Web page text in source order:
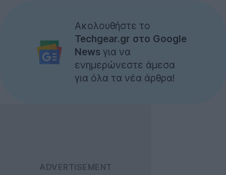
Ακολουθήστε το
Techgear.gr στο Google
News για να
ενημερώνεστε άμεσα
για όλα τα νέα άρθρα!